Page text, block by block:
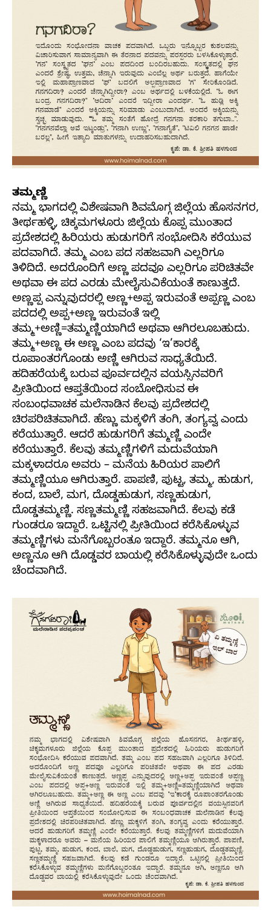
ತಮ್ಮಣ್ಣಿ
ನಮ್ಮ ಭಾಗದಲ್ಲಿ ವಿಶೇಷವಾಗಿ ಶಿವಮೊಗ್ಗ ಜಿಲ್ಲೆಯ ಹೊಸನಗರ,
ತೀರ್ಥಹಳ್ಳಿ, ಚಿಕ್ಕಮಗಳೂರು ಜಿಲ್ಲೆಯ ಕೊಪ್ಪ ಮುಂತಾದ
ಪ್ರದೇಶದಲ್ಲಿ ಹಿರಿಯರು ಹುಡುಗರಿಗೆ ಸಂಭೋದಿಸಿ ಕರೆಯುವ
ಪದವಾಗಿದೆ. ತಮ್ಮ ಎಂಬ ಪದ ಸಹಜವಾಗಿ ಎಲ್ಲರಿಗೂ
ತಿಳಿದಿದೆ. ಅದರೊಂದಿಗೆ ಅಣ್ಣ ಪದವೂ ಎಲ್ಲರಿಗೂ ಪರಿಚಿತವೇ
ಅಥವಾ ಈ ಪದ ಎರಡು ಮೇಲೈಸುವಿಕೆಯಂತೆ ಕಾಣುತ್ತದೆ.
ಅಣ್ಣಪ್ಪ ಎನ್ನುವುದರಲ್ಲಿ ಅಣ್ಣ+ಅಪ್ಪ ಇರುವಂತೆ ಅಪ್ಪಣ್ಣ ಎಂಬ
ಪದದಲ್ಲಿ ಅಪ್ಪ+ಅಣ್ಣ ಇರುವಂತೆ ಇಲ್ಲಿ
ತಮ್ಮ+ಅಣ್ಣಿ=ತಮ್ಮಣ್ಣಿಯಾಗಿದೆ ಅಥವಾ ಆಗಿರಲೂಬಹುದು.
ತಮ್ಮ+ಅಣ್ಣ ಈ ಅಣ್ಣ ಎಂಬ ಪದವು ‘ಇ’ಕಾರಕ್ಕೆ
ರೂಪಾಂತರಗೊಂಡು ಅಣ್ಣಿ ಆಗಿರುವ ಸಾಧ್ಯತೆಯಿದೆ.
ಹದಿಹರೆಯಕ್ಕೆ ಬರುವ ಪೂರ್ವದಲ್ಲಿನ ವಯಸ್ಸಿನವರಿಗೆ
ಪ್ರೀತಿಯಿಂದ ಆಪ್ತತೆಯಿಂದ ಸಂಬೋಧಿಸುವ ಈ
ಸಂಬಂಧವಾಚಕ ಮಲೆನಾಡಿನ ಕೆಲವು ಪ್ರದೇಶದಲ್ಲಿ
ಚಿರಪರಿಚಿತವಾಗಿದೆ. ಹೆಣ್ಣು ಮಕ್ಕಳಿಗೆ ತಂಗಿ, ತಂಗ್ಯವ್ವ ಎಂದು
ಕರೆಯುತ್ತಾರೆ. ಆದರೆ ಹುಡುಗರಿಗೆ ತಮ್ಮಣ್ಣಿ ಎಂದೇ
ಕರೆಯುತ್ತಾರೆ. ಕೆಲವು ತಮ್ಮಣ್ಣಿಗಳಿಗೆ ಮದುವೆಯಾಗಿ
ಮಕ್ಕಳಾದರೂ ಅವರು – ಮನೆಯ ಹಿರಿಯರ ಪಾಲಿಗೆ
ತಮ್ಮಣ್ಣಿಯೂ ಆಗಿರುತ್ತಾರೆ. ಪಾಪಣಿ, ಪುಟ್ಟ, ತಮ್ಮ, ಹುಡುಗ,
ಕಂದ, ಬಾಲೆ, ಮಗ, ದೊಡ್ಡಹುಡುಗ, ಸಣ್ಣಹುಡುಗ,
ದೊಡ್ಡತಮ್ಮಣ್ಣಿ. ಸಣ್ಣತಮ್ಮಣ್ಣಿ ಸಹಜವಾಗಿದೆ. ಕೆಲವು ಕಡೆ
ಗುಂಡರೂ ಇದ್ದಾರೆ. ಒಟ್ಟಿನಲ್ಲಿ ಪ್ರೀತಿಯಿಂದ ಕರೆಸಿಕೊಳ್ಳುವ
ತಮ್ಮಣ್ಣಿಗಳು ಮನೆಗೊಬ್ಬರಂತೂ ಇದ್ದಾರೆ. ತಮ್ಮನೂ ಆಗಿ,
ಅಣ್ಣನೂ ಆಗಿ ದೊಡ್ಡವರ ಬಾಯಲ್ಲಿ ಕರೆಸಿಕೊಳ್ಳುವುದೇ ಒಂದು
ಚೆಂದವಾಗಿದೆ.